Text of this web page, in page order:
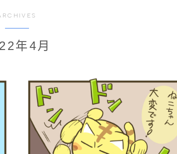
年4月